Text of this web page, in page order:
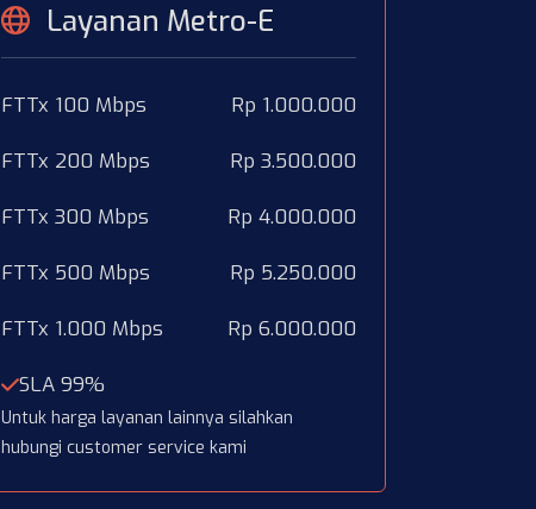
Layanan Metro-E
FTTx 100 Mbps Rp 1.000.000
FTTx 200 Mbps Rp 3.500.000
FTTx 300 Mbps Rp 4.000.000
FTTx 500 Mbps Rp 5.250.000
FTTx 1.000 Mbps Rp 6.000.000
SLA 99%
Untuk harga layanan lainnya silahkan
hubungi customer service kami